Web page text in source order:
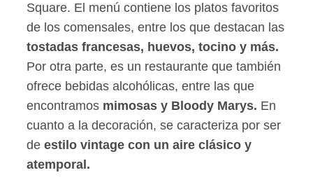
Square. El menú contiene los platos favoritos
de los comensales, entre los que destacan las
tostadas francesas, huevos, tocino y más.
Por otra parte, es un restaurante que también
ofrece bebidas alcohólicas, entre las que
encontramos mimosas y Bloody Marys. En
cuanto a la decoración, se caracteriza por ser
deestilo vintage con un aire clásico y
atemporal.